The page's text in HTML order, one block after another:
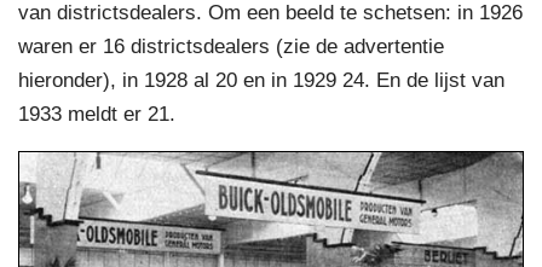
van districtsdealers. Om een beeld te schetsen: in 1926
waren er 16 districtsdealers (zie de advertentie
hieronder), in 1928 al 20 en in 1929 24. En de lijst van
1933 meldt er 21.